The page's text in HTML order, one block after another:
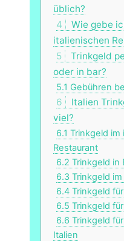
üblich?
4
Wie gebe
italienischen
5
Trinkgeld
oder in bar?
5.1 Gebühren
6
Italien
viel?
6.1 Trinkgeld im
Restaurant
6.2 Trinkgeld in
6.3 Trinkgeld
6.4 Trinkgeld
6.5 Trinkgeld
6.6 Trinkgeld
Italien